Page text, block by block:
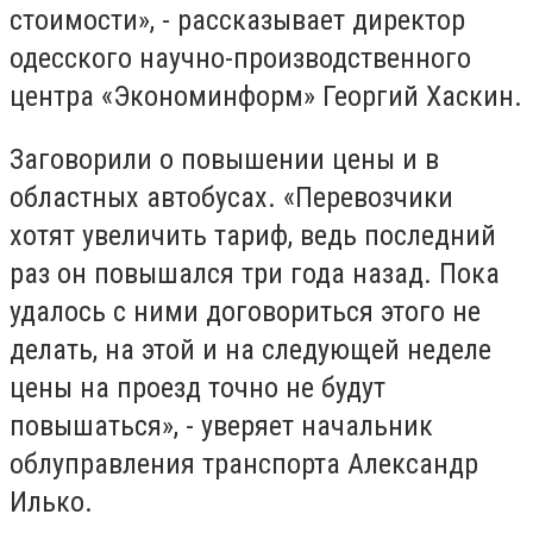
стоимости», - рассказывает директор
одесского научно-производственного
центра «Экономинформ» Георгий Хаскин.
Заговорили о повышении цены и в
областных автобусах. «Перевозчики
хотят увеличить тариф, ведь последний
раз он повышался три года назад. Пока
удалось с ними договориться этого не
делать, на этой и на следующей неделе
цены на проезд точно не будут
повышаться», - уверяет начальник
облуправления транспорта Александр
Илько.